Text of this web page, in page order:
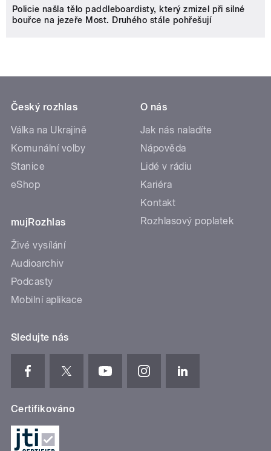
Policie našla tělo paddleboardisty, který zmizel při silné
bouřce na jezeře Most. Druhého stále pohřešují
Český rozhlas
Válka na Ukrajině
Komunální volby
Stanice
eShop
mujRozhlas
Živé vysílání
Audioarchiv
Podcasty
Mobilní aplikace
O nás
Jak nás naladíte
Nápověda
Lidé v rádiu
Kariéra
Kontakt
Rozhlasový poplatek
Sledujte nás
Certifikováno